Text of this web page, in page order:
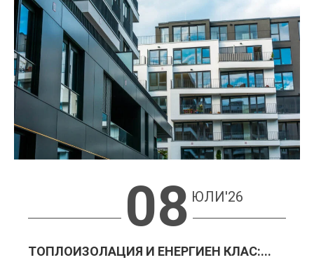
08 ЮЛИ'26
ТОПЛОИЗОЛАЦИЯ И ЕНЕРГИЕН КЛАС:...